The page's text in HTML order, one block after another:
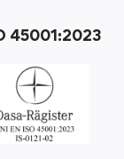
45001:2023